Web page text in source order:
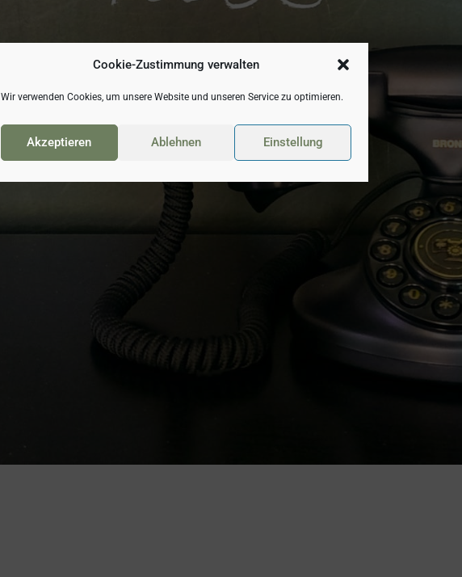
Cookie-Zustimmung verwalten
Wir verwenden Cookies, um unsere Website und unseren Service zu optimieren.
Akzeptieren Ablehnen Einstellung